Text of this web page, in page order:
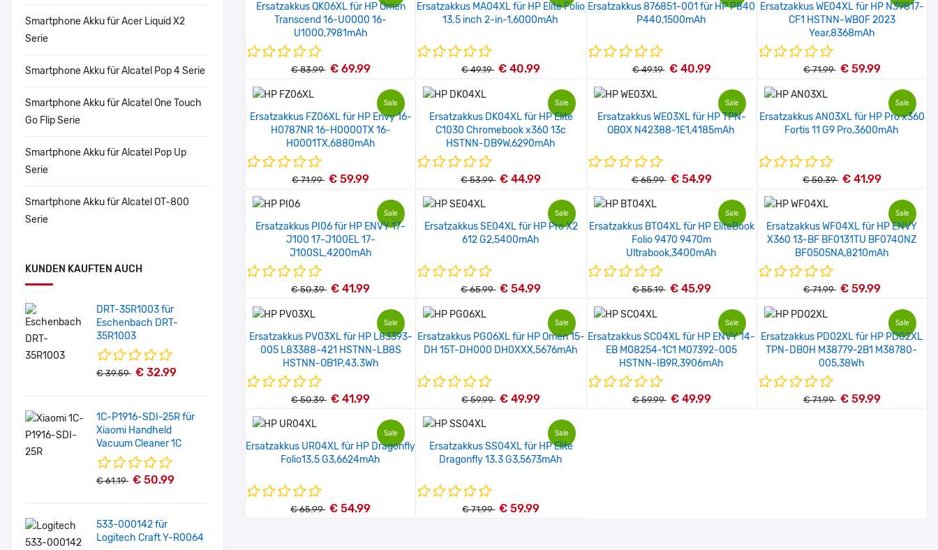
Smartphone Akku für Acer Liquid X2
Serie
Smartphone Akku für Alcatel Pop 4 Serie
Smartphone Akku für Alcatel One Touch
Go Flip Serie
Smartphone Akku für Alcatel Pop Up
Serie
Smartphone Akku für Alcatel OT-800
Serie
KUNDEN KAUFTEN AUCH
DRT-35R1003 für
Eschenbach DRT-
35R1003
€ 39.59 € 32.99
1C-P1916-SDI-25R für
Xiaomi Handheld
Vacuum Cleaner 1C
€ 61.19 € 50.99
533-000142 für
Logitech Craft Y-R0064
Ersatzakkus QK06XL für HP Omen
Transcend 16-U0000 16-
U1000,7981mAh
€ 83.99 € 69.99
Ersatzakkus MA04XL für HP Elite Folio
13.5 inch 2-in-1,6000mAh
€ 49.19 € 40.99
Ersatzakkus 876851-001 für HP P840
P440,1500mAh
€ 49.19 € 40.99
Ersatzakkus WE04XL für HP N39817-
CF1 HSTNN-WB0F 2023
Year,8368mAh
€ 71.99 € 59.99
Sale
Ersatzakkus FZ06XL für HP Envy 16-
H0787NR 16-H0000TX 16-
H0001TX,6880mAh
€ 71.99 € 59.99
Sale
Ersatzakkus DK04XL für HP Elite
C1030 Chromebook x360 13c
HSTNN-DB9W,6290mAh
€ 53.99 € 44.99
Sale
Ersatzakkus WE03XL für HP TPN-
OB0X N42388-1E1,4185mAh
€ 65.99 € 54.99
Sale
Ersatzakkus AN03XL für HP Pro x360
Fortis 11 G9 Pro,3600mAh
€ 50.39 € 41.99
Sale
Ersatzakkus PI06 für HP ENVY 17-
J100 17-J100EL 17-
J100SL,4200mAh
€ 50.39 € 41.99
Sale
Ersatzakkus SE04XL für HP Pro X2
612 G2,5400mAh
€ 65.99 € 54.99
Sale
Ersatzakkus BT04XL für HP EliteBook
Folio 9470 9470m
Ultrabook,3400mAh
€ 55.19 € 45.99
Sale
Ersatzakkus WF04XL für HP ENVY
X360 13-BF BF0131TU BF0740NZ
BF0505NA,8210mAh
€ 71.99 € 59.99
Sale
Ersatzakkus PV03XL für HP L83393-
005 L83388-421 HSTNN-LB8S
HSTNN-OB1P,43.3Wh
€ 50.39 € 41.99
Sale
Ersatzakkus PG06XL für HP Omen 15-
DH 15T-DH000 DH0XXX,5676mAh
€ 59.99 € 49.99
Sale
Ersatzakkus SC04XL für HP ENVY 14-
EB M08254-1C1 M07392-005
HSTNN-IB9R,3906mAh
€ 59.99 € 49.99
Sale
Ersatzakkus PD02XL für HP PD02XL
TPN-DB0H M38779-2B1 M38780-
005,38Wh
€ 71.99 € 59.99
Sale
Ersatzakkus UR04XL für HP Dragonfly
Folio13.5 G3,6624mAh
€ 65.99 € 54.99
Sale
Ersatzakkus SS04XL für HP Elite
Dragonfly 13.3 G3,5673mAh
€ 71.99 € 59.99